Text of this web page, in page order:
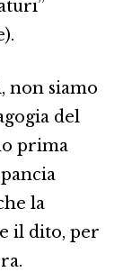
non siamo
del
prima
la
il dito, per